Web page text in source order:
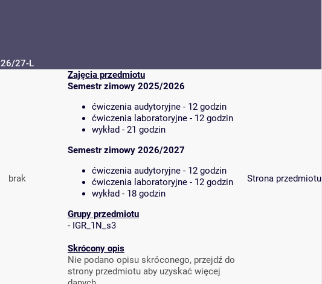
26/27-L
brak
Zajęcia przedmiotu
Semestr zimowy 2025/2026
ćwiczenia audytoryjne - 12 godzin
ćwiczenia laboratoryjne - 12 godzin
wykład - 21 godzin
Semestr zimowy 2026/2027
ćwiczenia audytoryjne - 12 godzin
ćwiczenia laboratoryjne - 12 godzin
wykład - 18 godzin
Grupy przedmiotu
- IGR_1N_s3
Skrócony opis
Nie podano opisu skróconego, przejdź do
strony przedmiotu aby uzyskać więcej
Strona przedmiotu